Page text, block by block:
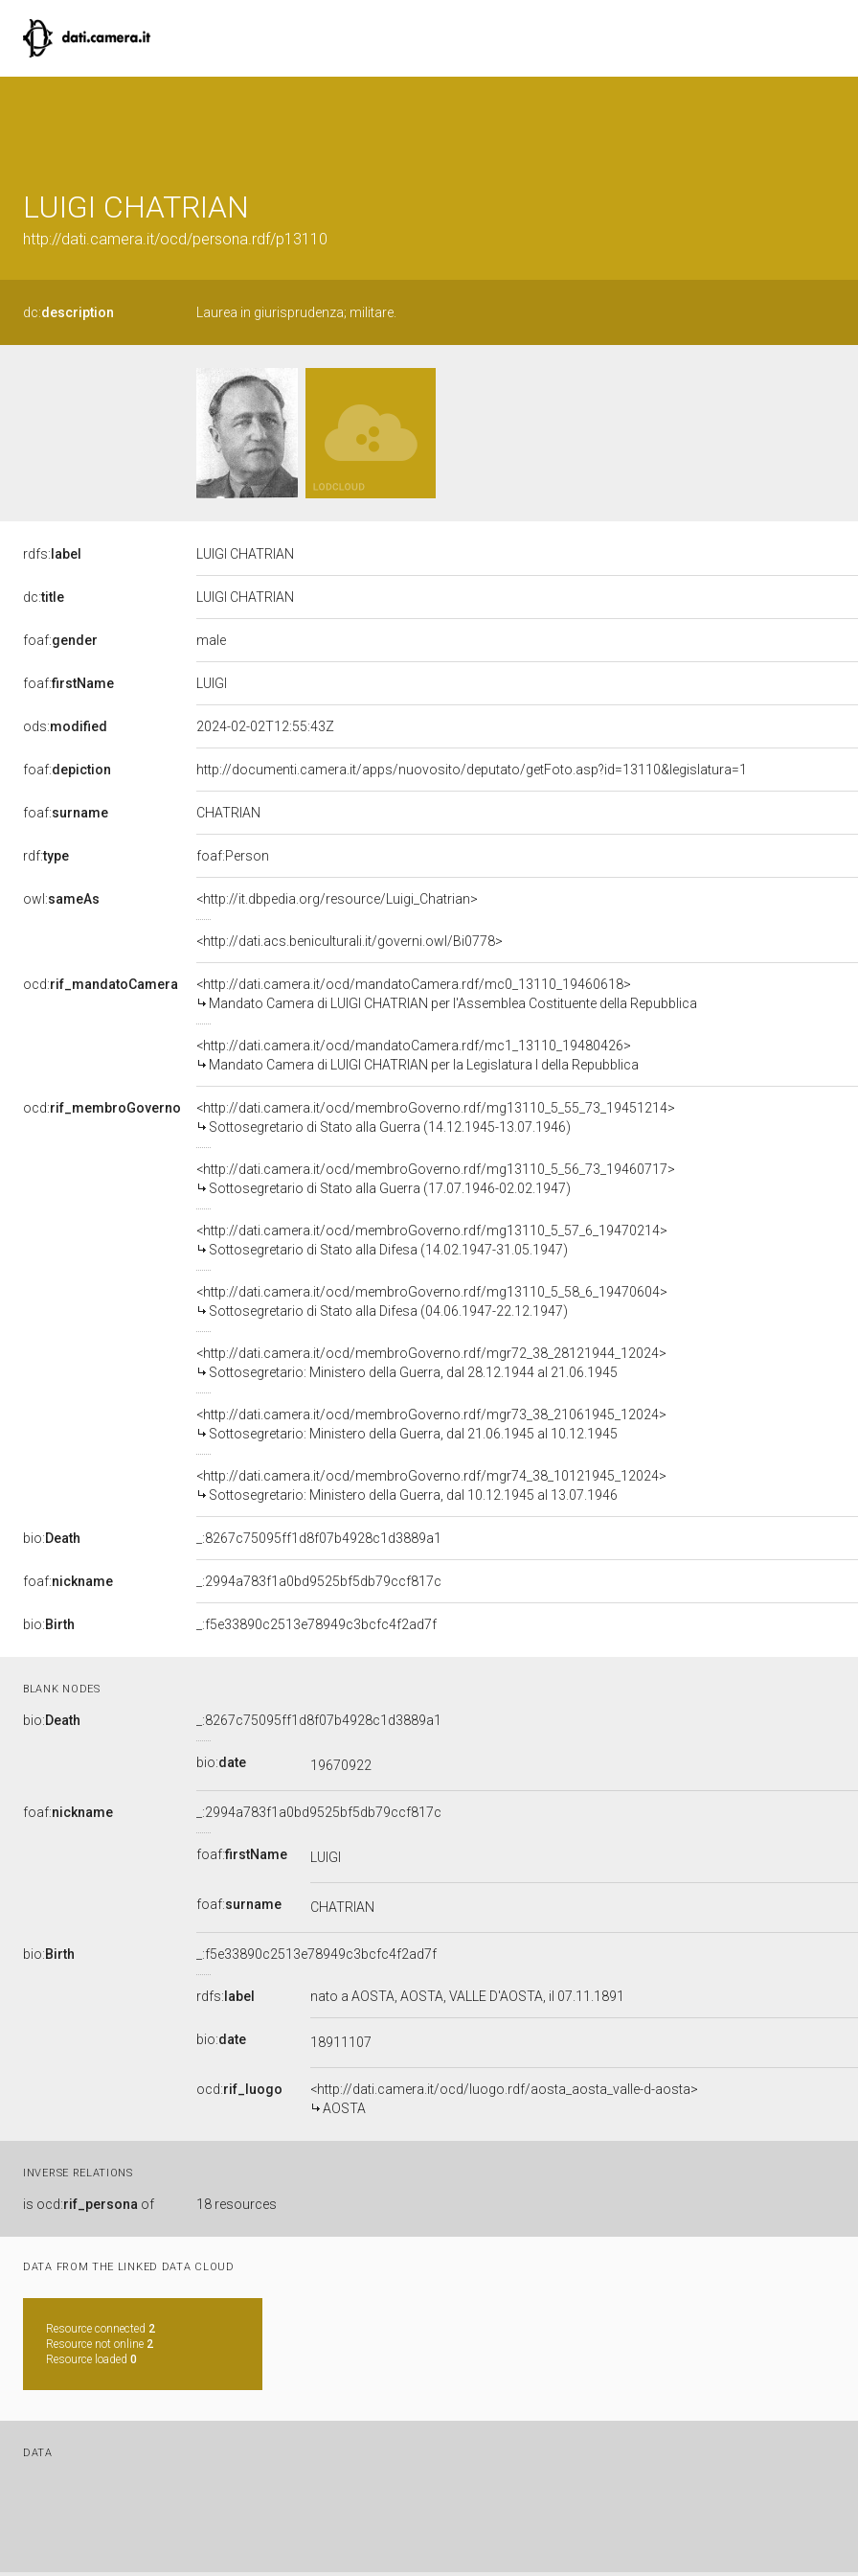
LUIGI CHATRIAN
http://dati.camera.it/ocd/persona.rdf/p13110
dc:description Laurea in giurisprudenza; militare.
rdfs: label LUIGI CHATRIAN
dc:title LUIGI CHATRIAN
foaf:gender male
foaf:firstName LUIGI
ods:modified 2024-02-02T12:55:43Z
foaf:depiction http://documenti.camera.it/apps/nuovosito/deputato/getFoto.asp?id=13110&legislatura=1
foaf:surname CHATRIAN
rdf:type foaf:Person
owl:sameAs <http://it.dbpedia.org/resource/Luigi_Chatrian>
<http://dati.acs.beniculturali.it/governi.owl/Bi0778>
ocd:rif_mandatoCamera
<http://dati.camera.it/ocd/mandatoCamera.rdf/mc0_13110_19460618>
Mandato Camera di LUIGI CHATRIAN per l'Assemblea Costituente della Repubblica
<http://dati.camera.it/ocd/mandatoCamera.rdf/mc1_13110_19480426>
Mandato Camera di LUIGI CHATRIAN per la Legislatura I della Repubblica
ocd:rif_membroGoverno
<http://dati.camera.it/ocd/membroGoverno.rdf/mg13110_5_55_73_19451214>
Sottosegretario di Stato alla Guerra (14.12.1945-13.07.1946)
<http://dati.camera.it/ocd/membroGoverno.rdf/mg13110_5_56_73_19460717>
Sottosegretario di Stato alla Guerra (17.07.1946-02.02.1947)
<http://dati.camera.it/ocd/membroGoverno.rdf/mg13110_5_57_6_19470214>
Sottosegretario di Stato alla Difesa (14.02.1947-31.05.1947)
<http://dati.camera.it/ocd/membroGoverno.rdf/mg13110_5_58_6_19470604>
Sottosegretario di Stato alla Difesa (04.06.1947-22.12.1947)
<http://dati.camera.it/ocd/membroGoverno.rdf/mgr72_38_28121944_12024>
Sottosegretario: Ministero della Guerra, dal 28.12.1944 al 21.06.1945
<http://dati.camera.it/ocd/membroGoverno.rdf/mgr73_38_21061945_12024>
Sottosegretario: Ministero della Guerra, dal 21.06.1945 al 10.12.1945
<http://dati.camera.it/ocd/membroGoverno.rdf/mgr74_38_10121945_12024>
Sottosegretario: Ministero della Guerra, dal 10.12.1945 al 13.07.1946
bio:Death _:8267c75095ff1d8f07b4928c1d3889a1
foaf:nickname _:2994a783f1a0bd9525bf5db79ccf817c
bio:Birth _:f5e33890c2513e78949c3bcfc4f2ad7f
BLANK NODES
bio:Death _:8267c75095ff1d8f07b4928c1d3889a1
bio:date 19670922
foaf:nickname _:2994a783f1a0bd9525bf5db79ccf817c
foaf:firstName LUIGI
foaf:surname CHATRIAN
bio:Birth _:f5e33890c2513e78949c3bcfc4f2ad7f
rdfs: label nato a AOSTA, AOSTA, VALLE D'AOSTA, il 07.11.1891
bio:date 18911107
ocd:rif_luogo
<http://dati.camera.it/ocd/luogo.rdf/aosta_aosta_valle-d-aosta>
AOSTA
INVERSE RELATIONS
is ocd:rif_persona of 18 resources
DATA FROM THE LINKED DATA CLOUD
Resource connected 2
Resource not online 2
Resource loaded 0
DATA